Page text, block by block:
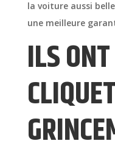
la voiture aussi
une meilleure
ILS